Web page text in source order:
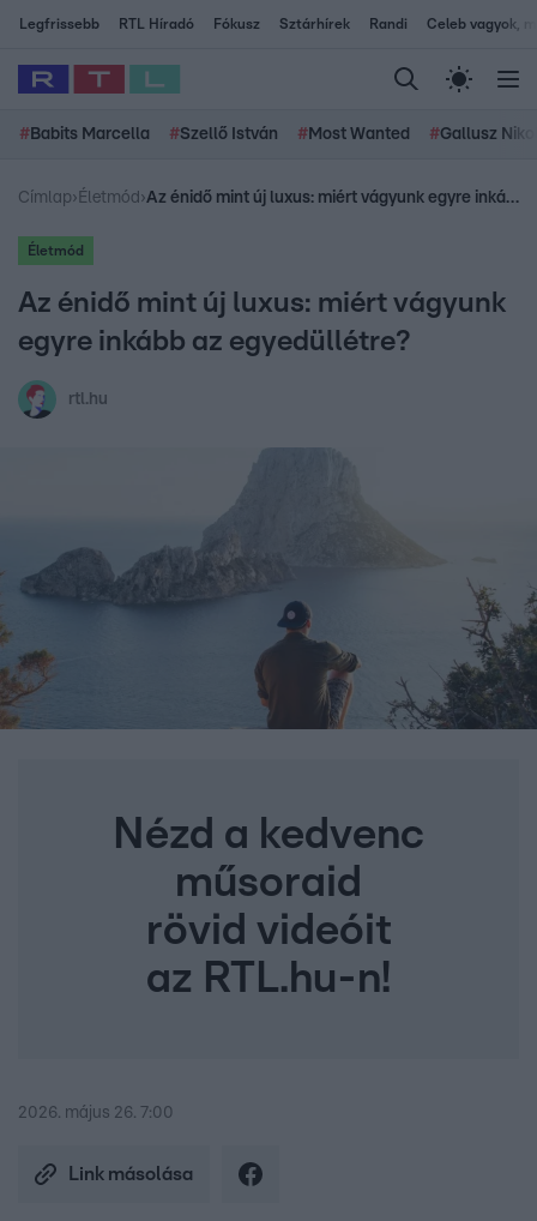
Legfrissebb RTL Híradó Fókusz Sztárhírek Randi Celeb vagyok,
# Babits Marcella #Szellő István # Most Wanted #Gallusz
Címlap› Életmód › Az énidő mint új luxus: miért vágyunk egyre inkább az egyedüllétre?
Életmód
Az énidő mint új luxus: miért vágyunk
egyre inkább az egyedüllétre?
rtl.hu
Nézd a kedvenc
műsoraid
rövid videóit
az RTL.hu-n!
2026. május 26. 7:00
Link másolása